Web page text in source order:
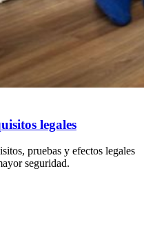
legales
pruebas y efectos legales
seguridad.